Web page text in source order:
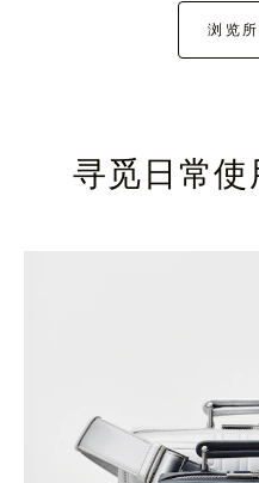
浏览
寻觅日常